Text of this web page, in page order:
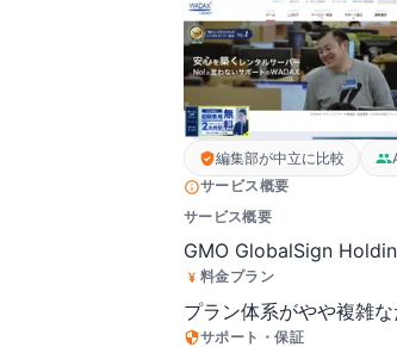
編集部が中立に比較
サービス概要
サービス概要
GMO GlobalSign
料金プラン
プラン体系がやや複雑
サポート・保証